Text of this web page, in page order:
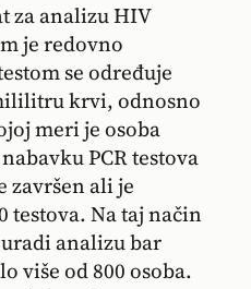
za analizu HIV
je redovno
se određuje
krvi, odnosno
meri je osoba
PCR testova
završen ali je
testova. Na taj način
analizu bar
više od 800 osoba.